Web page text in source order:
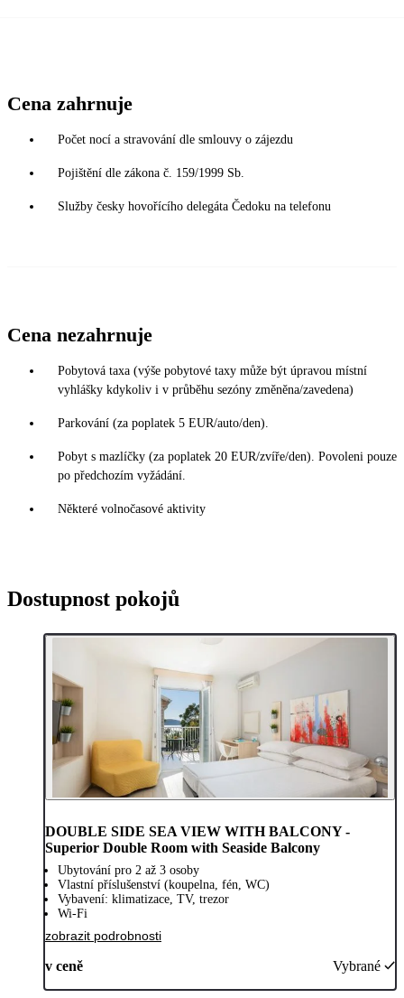
Cena zahrnuje
Počet nocí a stravování dle smlouvy o zájezdu
Pojištění dle zákona č. 159/1999 Sb.
Služby česky hovořícího delegáta Čedoku na telefonu
Cena nezahrnuje
Pobytová taxa (výše pobytové taxy může být úpravou místní
vyhlášky kdykoliv i v průběhu sezóny změněna/zavedena)
Parkování (za poplatek 5 EUR/auto/den).
Pobyt s mazlíčky (za poplatek 20 EUR/zvíře/den). Povoleni pouze
po předchozím vyžádání.
Některé volnočasové aktivity
Dostupnost pokojů
DOUBLE SIDE SEA VIEW WITH BALCONY -
Superior Double Room with Seaside Balcony
Ubytování pro 2 až 3 osoby
Vlastní příslušenství (koupelna, fén, WC)
Vybavení: klimatizace, TV, trezor
Wi-Fi
zobrazit podrobnosti
v ceně Vybrané